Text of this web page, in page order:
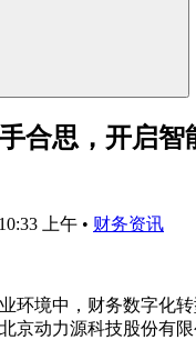
合思，开启智
上午 • 财务资讯
环境中，财务数字化
京动力源科技股份有